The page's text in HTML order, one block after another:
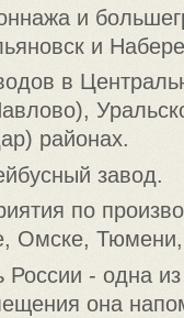
и
и
в
районах.
завод.
по
Омске,
России - одна
она